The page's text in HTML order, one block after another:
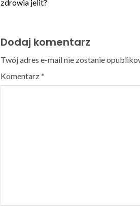
zdrowia jelit?
Dodaj komentarz
Twój adres e-mail nie zostanie
Komentarz*